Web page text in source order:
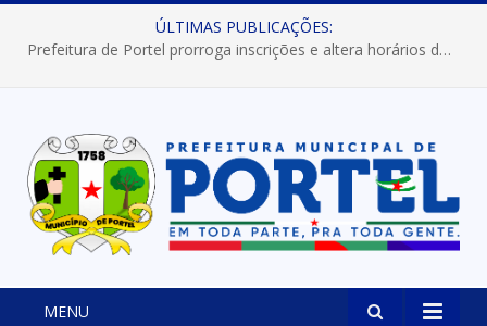
ÚLTIMAS PUBLICAÇÕES:
Prefeitura de Portel prorroga inscrições e altera horários dos concursos “Musa” e “Miss Mix Verão 2026”
MENU